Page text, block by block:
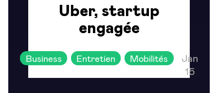
Uber, startup
engagée
Business Entretien Mobilités
Jan
15